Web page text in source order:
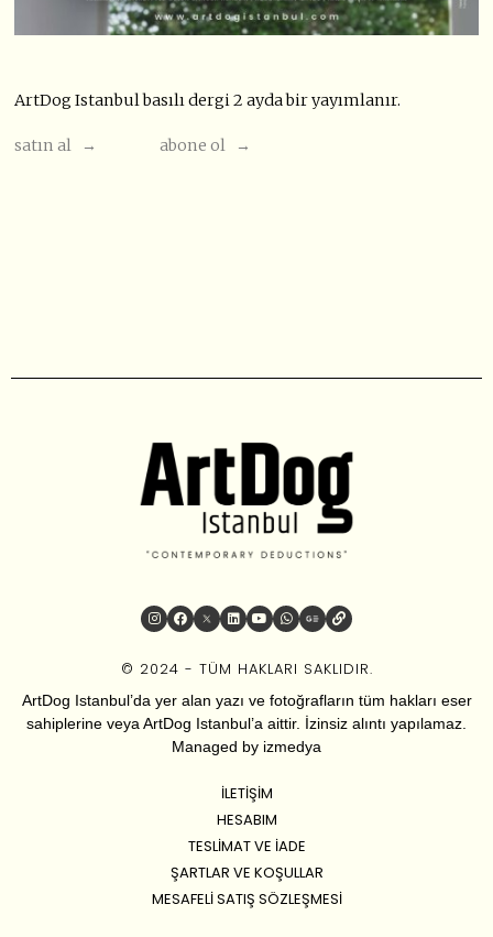
ArtDog Istanbul basılı dergi 2 ayda bir yayımlanır.
satın al → abone ol →
© 2024 - TÜM HAKLARI SAKLIDIR.
ArtDog Istanbul’da yer alan yazı ve fotoğrafların tüm hakları eser
sahiplerine veya ArtDog Istanbul’a aittir. İzinsiz alıntı yapılamaz.
Managed by izmedya
İLETIŞIM
HESABIM
TESLIMAT VE İADE
ŞARTLAR VE KOŞULLAR
MESAFELI SATIŞ SÖZLEŞMESI